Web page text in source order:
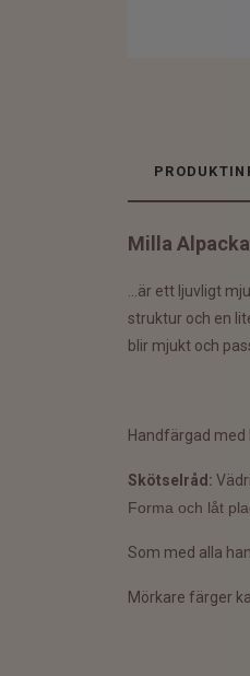
Milla
...är ett ljuvligt
struktur och en
blir mjukt och
Handfärgad med
Skötselråd:
Forma och låt
Som med alla
Mörkare färger